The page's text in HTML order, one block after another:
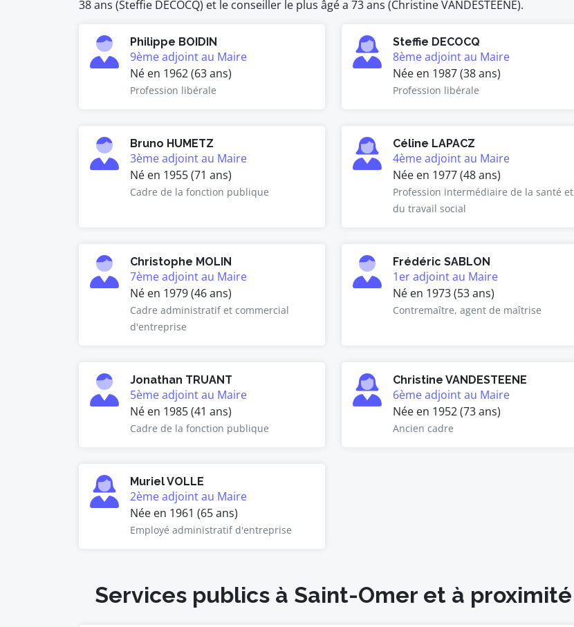
38 ans (Steffie DECOCQ) et le conseiller le plus âgé a 73 ans (Christine VANDESTEENE).
Philippe BOIDIN
9ème adjoint au Maire
Né en 1962 (63 ans)
Profession libérale
Steffie DECOCQ
8ème adjoint au Maire
Née en 1987 (38 ans)
Profession libérale
Bruno HUMETZ
3ème adjoint au Maire
Né en 1955 (71 ans)
Cadre de la fonction publique
Céline LAPACZ
4ème adjoint au Maire
Née en 1977 (48 ans)
Profession intermédiaire de la santé et
du travail social
Christophe MOLIN
7ème adjoint au Maire
Né en 1979 (46 ans)
Cadre administratif et commercial
d'entreprise
Frédéric SABLON
1er adjoint au Maire
Né en 1973 (53 ans)
Contremaître, agent de maîtrise
Jonathan TRUANT
5ème adjoint au Maire
Né en 1985 (41 ans)
Cadre de la fonction publique
Christine VANDESTEENE
6ème adjoint au Maire
Née en 1952 (73 ans)
Ancien cadre
Muriel VOLLE
2ème adjoint au Maire
Née en 1961 (65 ans)
Employé administratif d'entreprise
Services publics à Saint-Omer et à proximité